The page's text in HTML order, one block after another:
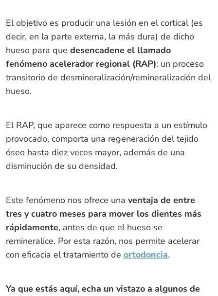
El objetivo es producir una lesión en el cortical (es
decir, en la parte externa, la más dura) de dicho
hueso para que desencadene el llamado
fenómeno acelerador regional (RAP): un proceso
transitorio de desmineralización/remineralización del
hueso.
El RAP, que aparece como respuesta a un estímulo
provocado, comporta una regeneración del tejido
óseo hasta diez veces mayor, además de una
disminución de su densidad.
Este fenómeno nos ofrece una ventaja de entre
tres y cuatro meses para mover los dientes más
rápidamente, antes de que el hueso se
remineralice. Por esta razón, nos permite acelerar
con eficacia el tratamiento de ortodoncia.
Ya que estás aquí, echa un vistazo a algunos de